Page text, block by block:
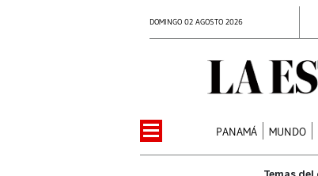
DOMINGO 02 AGOSTO 2026
PANAMÁ MUNDO